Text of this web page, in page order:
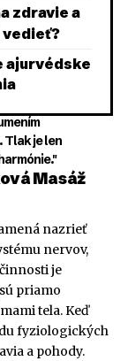
zdravie a
vedieť?
ajurvédske
Tlak je len
Masáž
nazrieť
nervov,
je
priamo
tela. Keď
fyziologických
a pohody.